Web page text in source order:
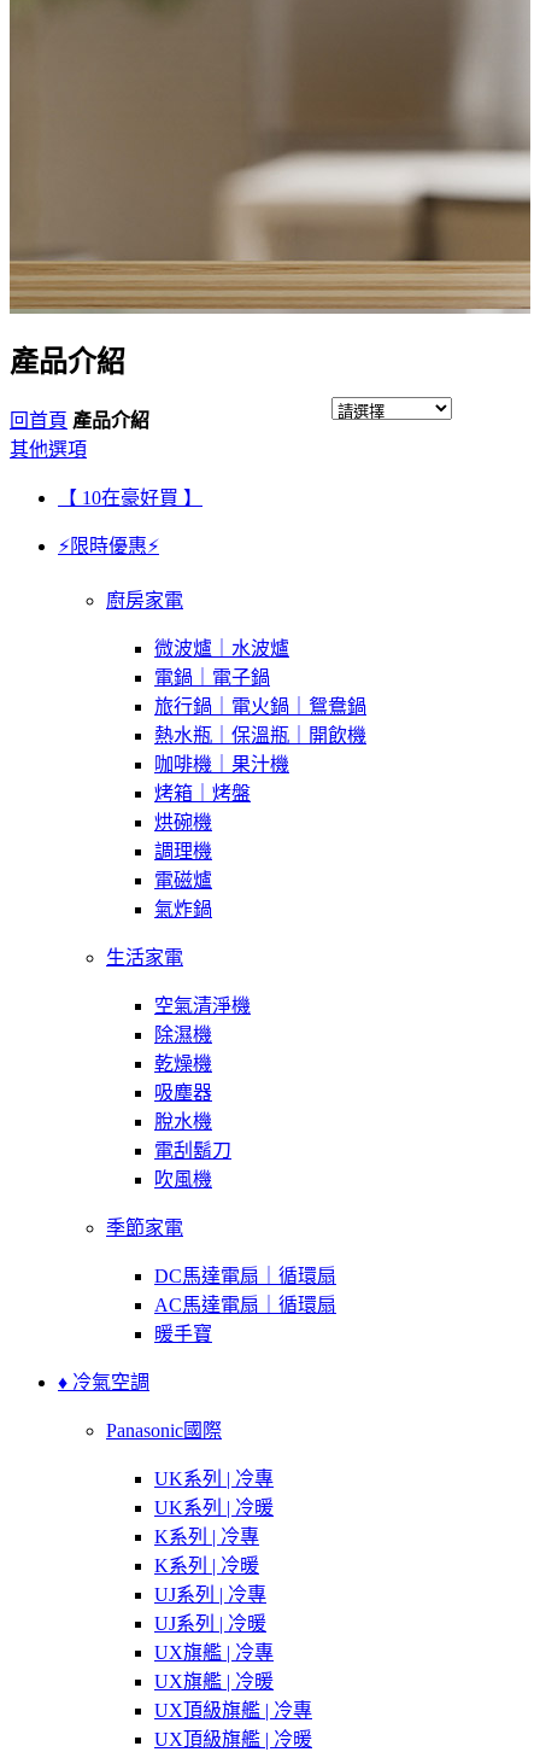
產品介紹
回首頁 產品介紹
其他選項
【 10在豪好買 】
⚡限時優惠⚡
廚房家電
微波爐｜水波爐
電鍋｜電子鍋
旅行鍋｜電火鍋｜鴛鴦鍋
熱水瓶｜保溫瓶｜開飲機
咖啡機｜果汁機
烤箱｜烤盤
烘碗機
調理機
電磁爐
氣炸鍋
生活家電
空氣清淨機
除濕機
乾燥機
吸塵器
脫水機
電刮鬍刀
吹風機
季節家電
DC馬達電扇｜循環扇
AC馬達電扇｜循環扇
暖手寶
♦ 冷氣空調
Panasonic國際
UK系列 | 冷專
UK系列 | 冷暖
K系列 | 冷專
K系列 | 冷暖
UJ系列 | 冷專
UJ系列 | 冷暖
UX旗艦 | 冷專
UX旗艦 | 冷暖
UX頂級旗艦 | 冷專
UX頂級旗艦 | 冷暖